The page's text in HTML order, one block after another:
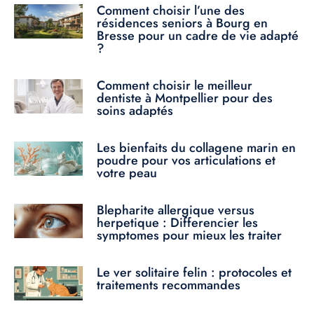
Comment choisir l’une des
résidences seniors à Bourg en
Bresse pour un cadre de vie adapté
?
Comment choisir le meilleur
dentiste à Montpellier pour des
soins adaptés
Les bienfaits du collagene marin en
poudre pour vos articulations et
votre peau
Blepharite allergique versus
herpetique : Differencier les
symptomes pour mieux les traiter
Le ver solitaire felin : protocoles et
traitements recommandes